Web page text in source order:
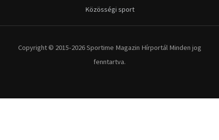
Közösségi sport
Copyright © 2015-2026 Sportime Magazin Hírportál Minden jog
fenntartva.